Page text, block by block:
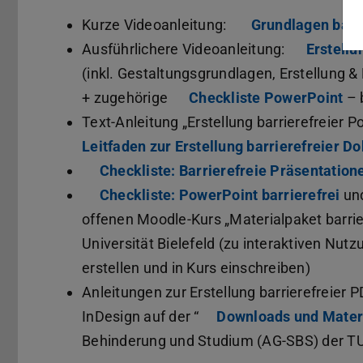
Kurze Videoanleitung: Grundlagen
Ausführlichere Videoanleitung:
(inkl. Gestaltungsgrundlagen, Erstellung
+ zugehörige
Checkliste PowerPoint –
Text-Anleitung „Erstellung barrierefreier
Leitfaden zur Erstellung barrierefreier
Checkliste: Barrierefreie
Checkliste: PowerPoint barrierefrei
offenen Moodle-Kurs „Materialpaket
Universität Bielefeld (zu interaktiven
erstellen und in Kurs einschreiben)
Anleitungen zur Erstellung barrierefreier
InDesign auf der “
Downloads und
Behinderung und Studium (AG-SBS) der